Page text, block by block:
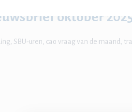
oktober
SBU-uren, cao vraag van de maand,